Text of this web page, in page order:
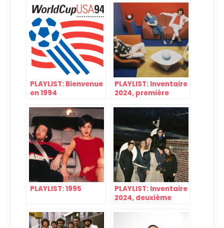
PLAYLIST: Bienvenue
en 1994
PLAYLIST: Inventaire
2024, première
PLAYLIST: 1995
PLAYLIST: Inventaire
2024, deuxième